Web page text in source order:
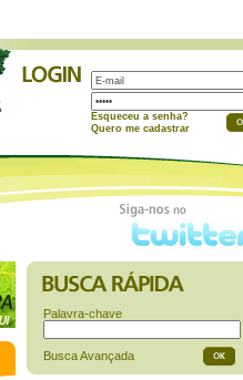
Esqueceu a senha?
Quero me cadastrar
Palavra-chave
Busca Avançada